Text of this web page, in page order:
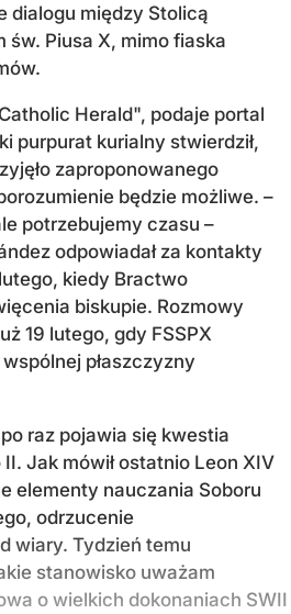
dialogu między Stolicą
św. Piusa X, mimo fiaska
Herald", podaje portal
purpurat kurialny stwierdził,
zaproponowanego
będzie możliwe. –
potrzebujemy czasu –
odpowiadał za kontakty
kiedy Bractwo
biskupie. Rozmowy
19 lutego, gdy FSSPX
płaszczyzny
raz pojawia się kwestia
Jak mówił ostatnio Leon XIV
elementy nauczania Soboru
odrzucenie
wiary. Tydzień temu
stanowisko uważam
o wielkich dokonaniach SWII